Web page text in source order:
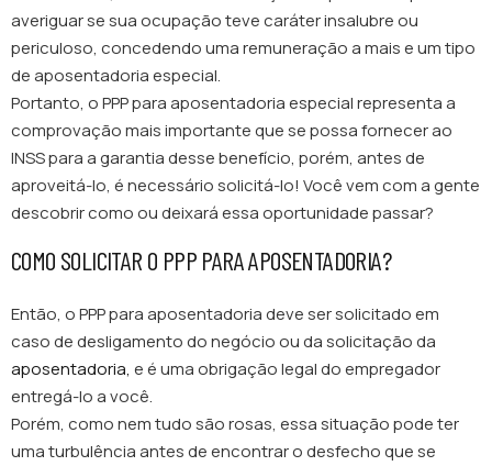
averiguar se sua ocupação teve caráter insalubre ou
periculoso, concedendo uma remuneração a mais e um tipo
de aposentadoria especial.
Portanto, o PPP para aposentadoria especial representa a
comprovação mais importante que se possa fornecer ao
INSS para a garantia desse benefício, porém, antes de
aproveitá-lo, é necessário solicitá-lo! Você vem com a gente
descobrir como ou deixará essa oportunidade passar?
COMO SOLICITAR O PPP PARA APOSENTADORIA?
Então, o PPP para aposentadoria deve ser solicitado em
caso de desligamento do negócio ou da solicitação da
aposentadoria, e é uma obrigação legal do empregador
entregá-lo a você.
Porém, como nem tudo são rosas, essa situação pode ter
uma turbulência antes de encontrar o desfecho que se